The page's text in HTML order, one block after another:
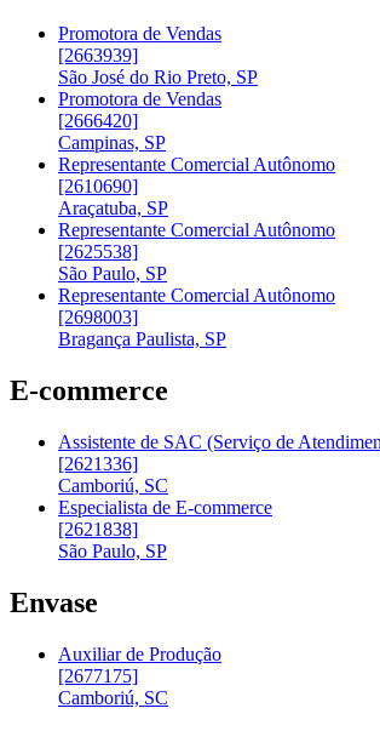
Promotora de Vendas
[2663939]
São José do Rio Preto, SP
Promotora de Vendas
[2666420]
Campinas, SP
Representante Comercial Autônomo
[2610690]
Araçatuba, SP
Representante Comercial Autônomo
[2625538]
São Paulo, SP
Representante Comercial Autônomo
[2698003]
Bragança Paulista, SP
E-commerce
Assistente de SAC (Serviço de
[2621336]
Camboriú, SC
Especialista de E-commerce
[2621838]
São Paulo, SP
Envase
Auxiliar de Produção
[2677175]
Camboriú, SC